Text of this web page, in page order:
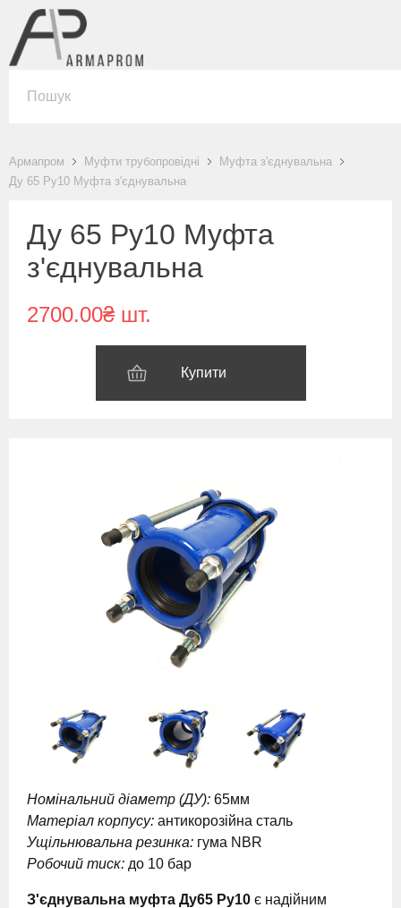
Армапром Муфти трубопровідні
Муфта з'єднувальна
Ду 65 Ру10 Муфта з'єднувальна
Ду 65 Ру10 Муфта
з'єднувальна
2700.00₴ шт.
Купити
Номінальний діаметр (ДУ): 65мм
Матеріал корпусу: антикорозійна сталь
Ущільнювальна резинка: гума NBR
Робочий тиск: до 10 бар
З'єднувальна муфта Ду65 Ру10 є надійним